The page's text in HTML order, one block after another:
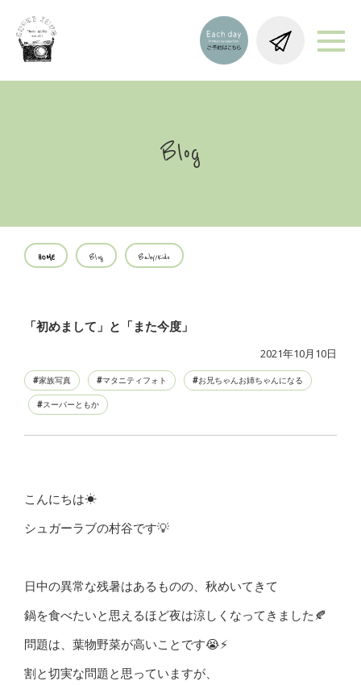
Blog
HOME Blog Baby/Kids
「初めまして」と「また今度」
2021年10月10日
家族写真 マタニティフォト お兄ちゃんお姉ちゃんになる
スーパーともか
こんにちは☀
シュガーラブの村谷です💡
日中の異常な残暑はあるものの、秋めいてきて
鍋を食べたいと思えるほど夜は涼しくなってきました🍂
問題は、葉物野菜が高いことです😭⚡
割と切実な問題と思っていますが、